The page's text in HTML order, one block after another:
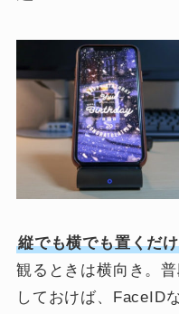
縦でも横でも置くだ
観るときは横向き。
しておけば、FaceID